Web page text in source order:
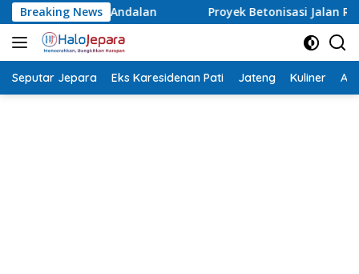
Langsung
ke
konten
Breaking News
Proyek Betonisasi Jalan Rusak Parah di Sekuro
Seputar Jepara Eks Karesidenan Pati Jateng Kuliner